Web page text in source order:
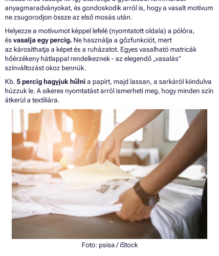
anyagmaradványokat, és gondoskodik arról is, hogy a vasalt motívum
ne zsugorodjon össze az első mosás után.
Helyezze a motívumot képpel lefelé (nyomtatott oldala) a pólóra,
ésvasalja egy percig. Ne használja a gőzfunkciót, mert
az károsíthatja a képet és a ruházatot. Egyes vasalható matricák
hőérzékeny hátlappal rendelkeznek - az elegendő „vasalás”
színváltozást okoz bennük.
Kb. 5 percig hagyjuk hűlni a papírt, majd lassan, a sarkáról kiindulva
húzzuk le. A sikeres nyomtatást arról ismerheti meg, hogy minden szín
átkerül a textíliára.
Foto: psisa/ iStock